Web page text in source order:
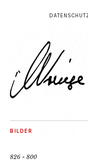
BILDER
826 × 800